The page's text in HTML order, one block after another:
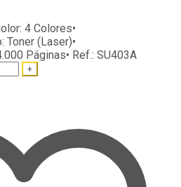
4 Colores•
Toner (Laser)•
Páginas• Ref.: SU403A